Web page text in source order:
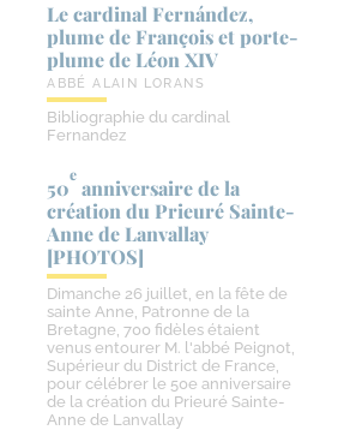
Le cardinal Fernández,
plume de François et porte-​
plume de Léon XIV
ABBÉ ALAIN LORANS
Bibliographie du cardinal
Fernandez
50
e
anniversaire de la
création du Prieuré Sainte-​
Anne de Lanvallay
[PHOTOS]
Dimanche 26 juillet, en la fête de
sainte Anne, Patronne de la
Bretagne, 700 fidèles étaient
venus entourer M. l'abbé Peignot,
Supérieur du District de France,
pour célébrer le 50e anniversaire
de la création du Prieuré Sainte-
Anne de Lanvallay